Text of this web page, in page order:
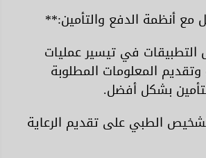
في تيسير عمليات
وتقديم المعلومات المطلوبة
بشكل أفضل.
الطبي على تقديم الرعاية